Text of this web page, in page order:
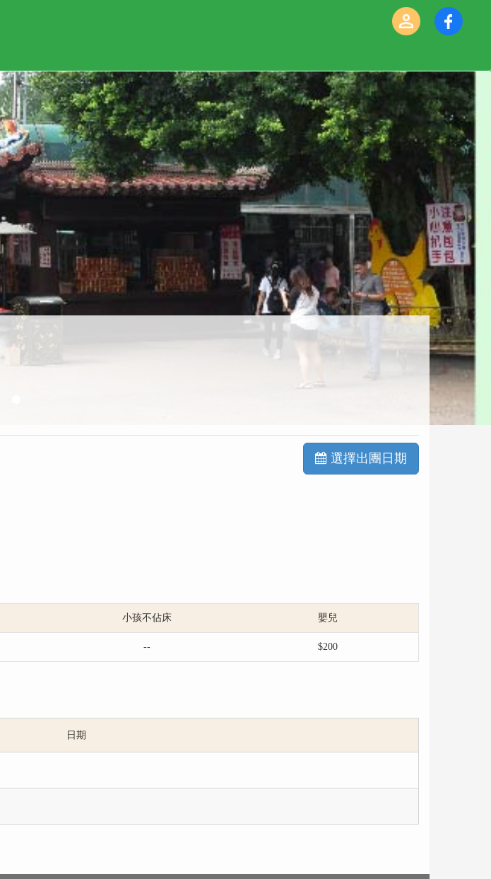
選擇出團日期
小孩不佔床 嬰兒
-- $200
日期